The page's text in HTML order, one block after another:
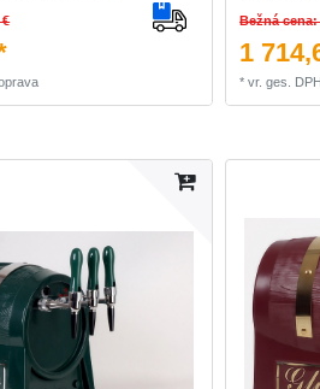
€ Bežná cena:
1
*vr. ges. DPH.